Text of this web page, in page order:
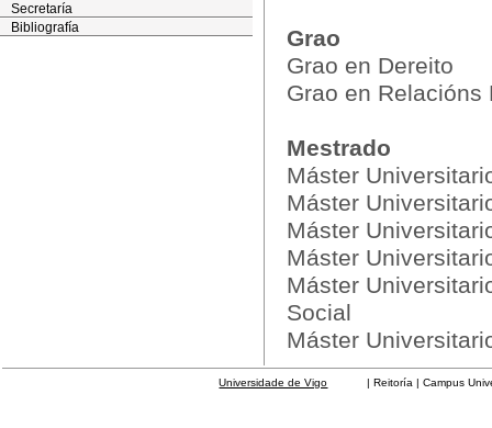
Secretaría
Bibliografía
Grao
Grao en Dereito
Grao en
Mestrado
Máster
Máster
Máster
Máster
Máster
Social
Máster
Universidade de Vigo | Reitoría | Campus